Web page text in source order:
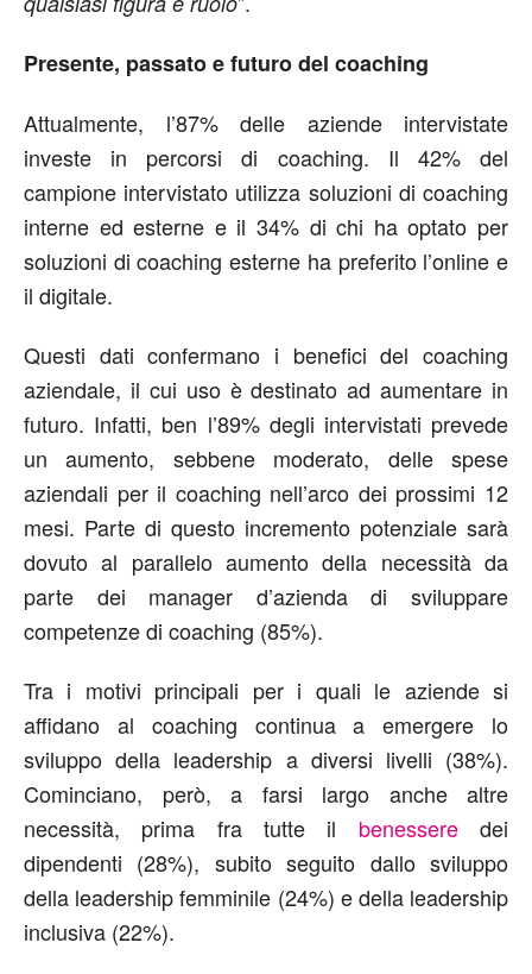
Presente, passato e futuro del coaching
Attualmente, l’87% delle aziende intervistate
investe in percorsi di coaching. Il 42% del
campione intervistato utilizza soluzioni di coaching
interne ed esterne e il 34% di chi ha optato per
soluzioni di coaching esterne ha preferito l’online e
il digitale.
Questi dati confermano i benefici del coaching
aziendale, il cui uso è destinato ad aumentare in
futuro. Infatti, ben l’89% degli intervistati prevede
un aumento, sebbene moderato, delle spese
aziendali per il coaching nell’arco dei prossimi 12
mesi. Parte di questo incremento potenziale sarà
dovuto al parallelo aumento della necessità da
parte dei manager d’azienda di sviluppare
competenze di coaching (85%).
Tra i motivi principali per i quali le aziende si
affidano al coaching continua a emergere lo
sviluppo della leadership a diversi livelli (38%).
Cominciano, però, a farsi largo anche altre
necessità, prima fra tutte il benesseredei
dipendenti (28%), subito seguito dallo sviluppo
della leadership femminile (24%) e della leadership
inclusiva (22%).